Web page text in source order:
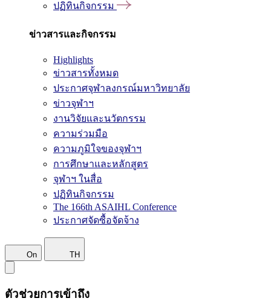
ปฏิทินกิจกรรม
ข่าวสารและกิจกรรม
Highlights
ข่าวสารทั้งหมด
ประกาศจุฬาลงกรณ์มหาวิทยาลัย
ข่าวจุฬาฯ
งานวิจัยและนวัตกรรม
ความร่วมมือ
ความภูมิใจของจุฬาฯ
การศึกษาและหลักสูตร
จุฬาฯ ในสื่อ
ปฏิทินกิจกรรม
The 166th ASAIHL Conference
ประกาศจัดซื้อจัดจ้าง
On TH
ตัวช่วยการเข้าถึง